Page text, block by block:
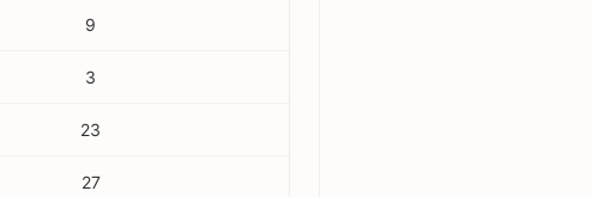
9
3
23
27